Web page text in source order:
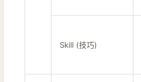
Skill (技巧)